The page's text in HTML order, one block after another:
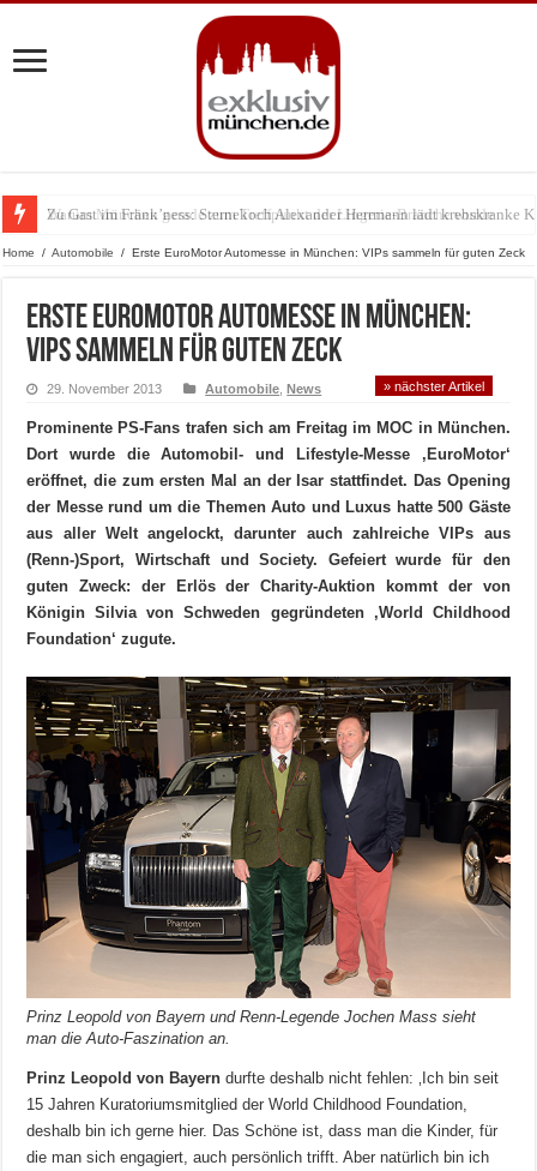
Zu Gast im Fränk’ness: Sternekoch Alexander Herrmann lädt krebskranke
Warum München gerade zum Treffpunkt der Lingerie-Branche wurde
Home / Automobile / Erste EuroMotor Automesse in München: VIPs sammeln für guten Zeck
Erste EuroMotor Automesse in München:
VIPs sammeln für guten Zeck
29. November 2013 Automobile ,News » nächster Artikel
Prominente PS-Fans trafen sich am Freitag im MOC in München.
Dort wurde die Automobil- und Lifestyle-Messe ‚EuroMotor‘
eröffnet, die zum ersten Mal an der Isar stattfindet. Das Opening
der Messe rund um die Themen Auto und Luxus hatte 500 Gäste
aus aller Welt angelockt, darunter auch zahlreiche VIPs aus
(Renn-)Sport, Wirtschaft und Society. Gefeiert wurde für den
guten Zweck: der Erlös der Charity-Auktion kommt der von
Königin Silvia von Schweden gegründeten ‚World Childhood
Foundation‘ zugute.
Prinz Leopold von Bayern und Renn-Legende Jochen Mass sieht
man die Auto-Faszination an.
Prinz Leopold von Bayern durfte deshalb nicht fehlen: ‚Ich bin seit
15 Jahren Kuratoriumsmitglied der World Childhood Foundation,
deshalb bin ich gerne hier. Das Schöne ist, dass man die Kinder, für
die man sich engagiert, auch persönlich trifft. Aber natürlich bin ich